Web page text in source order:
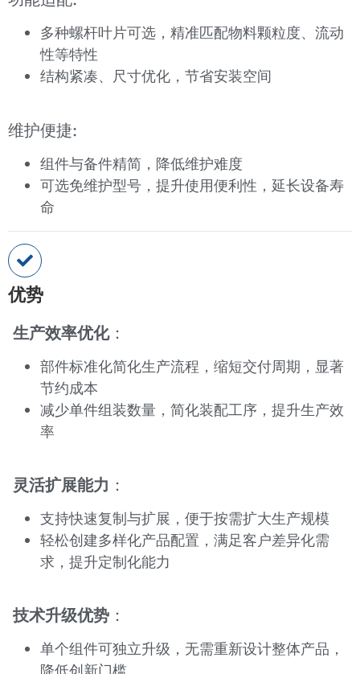
多种螺杆叶片可选，精准匹配物料颗粒度、流动
性等特性
结构紧凑、尺寸优化，节省安装空间
维护便捷:
组件与备件精简，降低维护难度
可选免维护型号，提升使用便利性，延长设备寿
命
优势
生产效率优化：
部件标准化简化生产流程，缩短交付周期，显著
节约成本
减少单件组装数量，简化装配工序，提升生产效
率
灵活扩展能力 ：
支持快速复制与扩展，便于按需扩大生产规模
轻松创建多样化产品配置，满足客户差异化需
求，提升定制化能力
技术升级优势 ：
单个组件可独立升级，无需重新设计整体产品，